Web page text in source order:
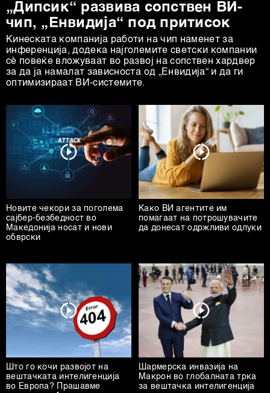
„Дипсик“ развива сопствен ВИ-
чип, „Енвидија“ под притисок
Кинеската компанија работи на чип наменет за
инференција, додека најголемите светски компании
сè повеќе вложуваат во развој на сопствен хардвер
за да ја намалат зависноста од „Енвидија“ и да ги
оптимизираат ВИ-системите.
Новите чекори за поголема
сајбер-безбедност во
Македонија носат и нови
обврски
Како ВИ агентите им
помагаат на потрошувачите
да донесат одржливи одлуки
Што го кочи развојот на
вештачката интелигенција
во Европа? Прашавме
Шармерска инвазија на
Макрон во глобалната трка
за вештачка интелигенција